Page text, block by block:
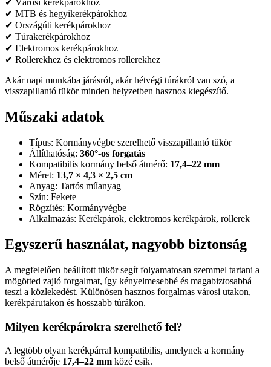
✔ Városi kerékpárokhoz
✔ MTB és hegyikerékpárokhoz
✔ Országúti kerékpárokhoz
✔ Túrakerékpárokhoz
✔ Elektromos kerékpárokhoz
✔ Rollerekhez és elektromos rollerekhez
Akár napi munkába járásról, akár hétvégi túrákról van szó, a
visszapillantó tükör minden helyzetben hasznos kiegészítő.
Műszaki adatok
Típus: Kormányvégbe szerelhető visszapillantó tükör
Állíthatóság: 360°-os forgatás
Kompatibilis kormány belső átmérő: 17,4–22 mm
Méret: 13,7 × 4,3 × 2,5 cm
Anyag: Tartós műanyag
Szín: Fekete
Rögzítés: Kormányvégbe
Alkalmazás: Kerékpárok, elektromos kerékpárok, rollerek
Egyszerű használat, nagyobb biztonság
A megfelelően beállított tükör segít folyamatosan szemmel tartani a
mögötted zajló forgalmat, így kényelmesebbé és magabiztosabbá
teszi a közlekedést. Különösen hasznos forgalmas városi utakon,
kerékpárutakon és hosszabb túrákon.
Milyen kerékpárokra szerelhető fel?
A legtöbb olyan kerékpárral kompatibilis, amelynek a kormány
belső átmérője 17,4–22 mm közé esik.